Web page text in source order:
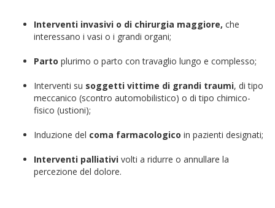
Interventi invasivi o di chirurgia maggiore, che
interessano i vasi o i grandi organi;
Parto plurimo o parto con travaglio lungo e complesso;
Interventi su soggetti vittime di grandi traumi, di tipo
meccanico (scontro automobilistico) o di tipo chimico-
fisico (ustioni);
Induzione del coma farmacologico in pazienti designati;
Interventi palliativi volti a ridurre o annullare la
percezione del dolore.